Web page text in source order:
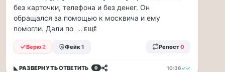
парке
«Сокольники»
откроется
«Капибара
кафе».
Это
новое
без карточки, телефона и без денег. Он
обращался за помощью к москвича и ему
помогли. Дали по ... ЕЩЁ
Верю2 Фейк1 Репост0
◣ РАЗВЕРНУТЬОТВЕТИТЬ 0 10:36✓✓